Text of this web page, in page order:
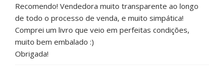
Recomendo! Vendedora muito transparente ao longo
de todo o processo de venda, e muito simpática!
Comprei um livro que veio em perfeitas condições,
muito bem embalado :)
Obrigada!